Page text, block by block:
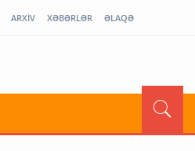
ARXİV XƏBƏRLƏR ƏLAQƏ